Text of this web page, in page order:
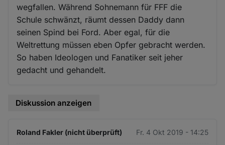
wegfallen. Während Sohnemann für FFF die
Schule schwänzt, räumt dessen Daddy dann
seinen Spind bei Ford. Aber egal, für die
Weltrettung müssen eben Opfer gebracht werden.
So haben Ideologen und Fanatiker seit jeher
gedacht und gehandelt.
Diskussion anzeigen
Roland Fakler (nicht überprüft) Fr. 4 Okt 2019 - 14:25